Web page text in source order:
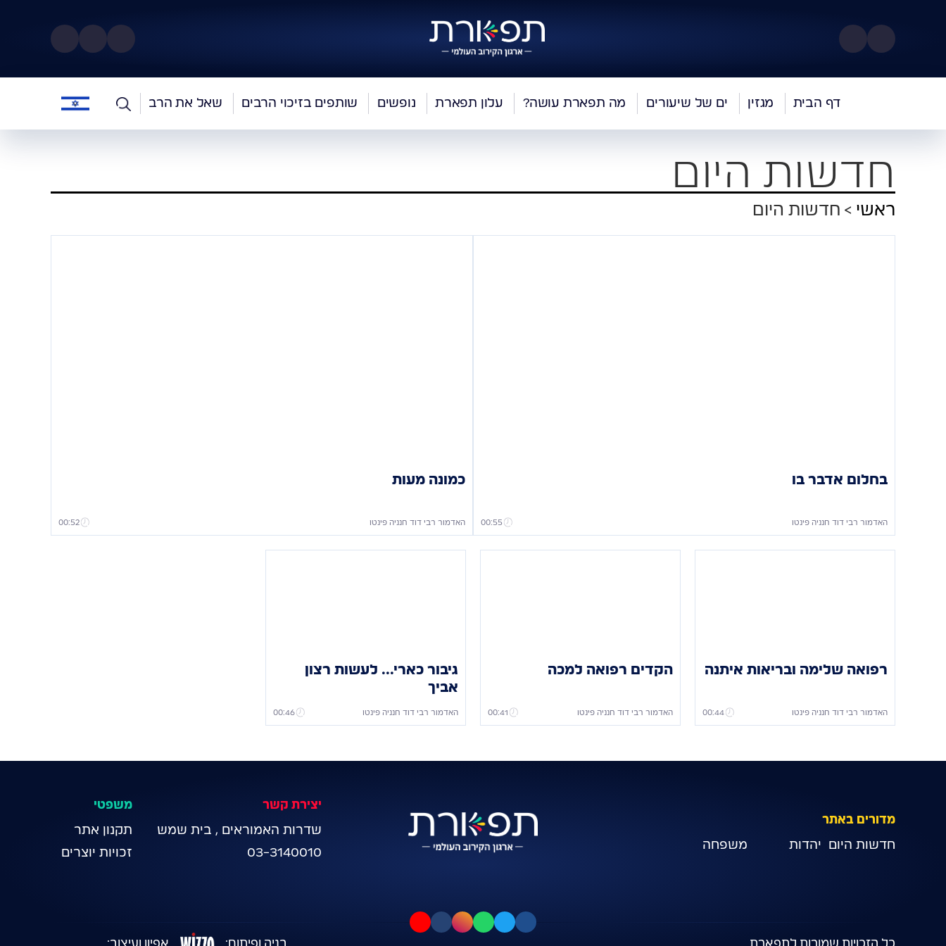
דף הבית מגזין ים של שיעורים מה תפארת עושה? עלון תפארת נופשים שותפים בזיכוי הרבים שאל את הרב
חדשות היום
ראשי חדשות היום
בחלום אדבר בו
האדמור רבי דוד חנניה פינטו 00:55
כמונה מעות
האדמור רבי דוד חנניה פינטו 00:52
רפואה שלימה ובריאות איתנה
האדמור רבי דוד חנניה פינטו 00:44
הקדים רפואה למכה
האדמור רבי דוד חנניה פינטו 00:41
גיבור כארי... לעשות רצון
אביך
האדמור רבי דוד חנניה פינטו 00:46
מדורים באתר
חדשות היום יהדות משפחה
יצירת קשר
שדרות האמוראים , בית שמש
03-3140010
משפטי
תקנון אתר
זכויות יוצרים
כל הזכויות שמורות לתפארת בניה ופיתוח: אפיון ועיצוב: